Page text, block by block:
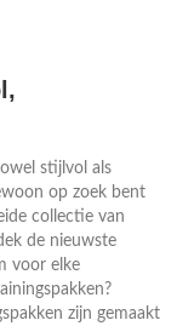
stijlvol als
op zoek bent
collectie van
de nieuwste
voor elke
zijn gemaakt